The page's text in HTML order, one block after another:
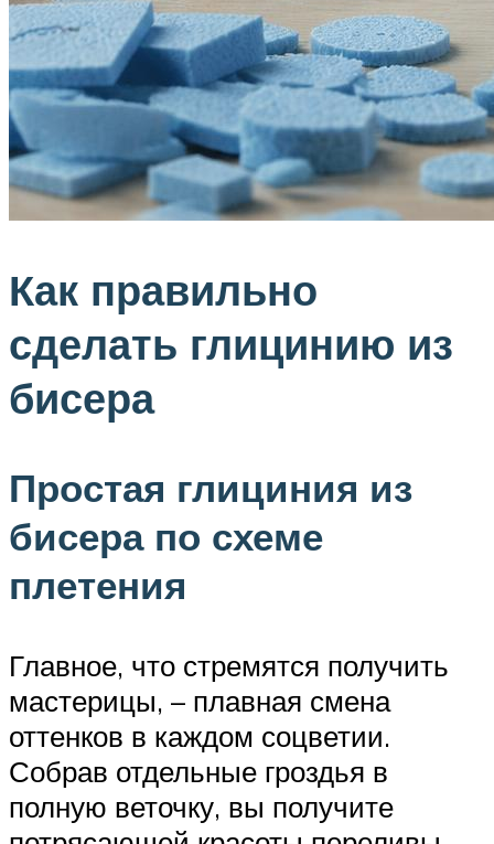
Как правильно
сделать глицинию из
бисера
Простая глициния из
бисера по схеме
плетения
Главное, что стремятся получить
мастерицы, – плавная смена
оттенков в каждом соцветии.
Собрав отдельные гроздья в
полную веточку, вы получите